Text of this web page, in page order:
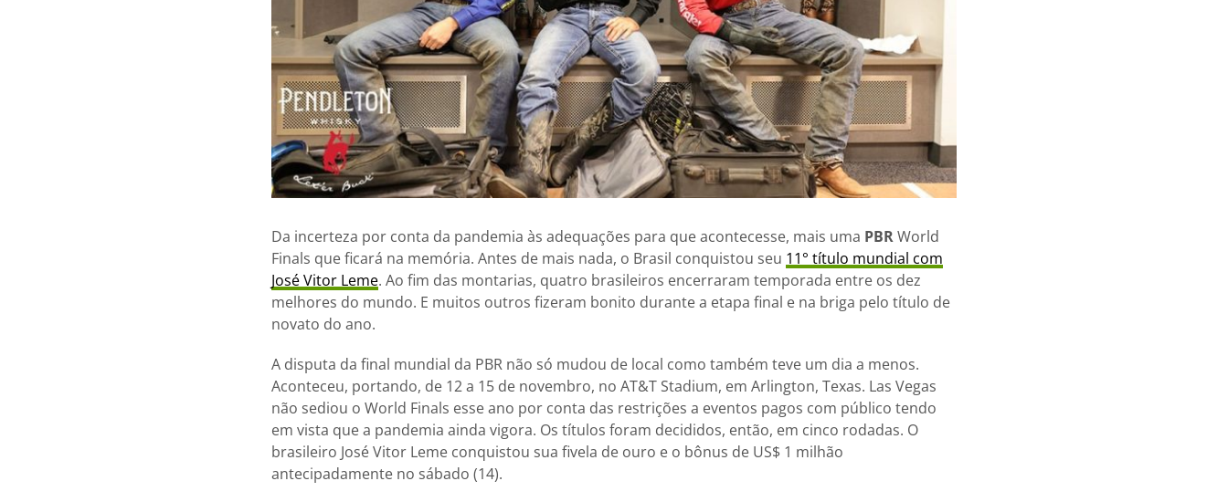
Da incerteza por conta da pandemia às adequações para que acontecesse, mais uma PBRWorld
Finals que ficará na memória. Antes de mais nada, o Brasil conquistou seu 11° título mundial com
José Vitor Leme. Ao fim das montarias, quatro brasileiros encerraram temporada entre os dez
melhores do mundo. E muitos outros fizeram bonito durante a etapa final e na briga pelo título de
novato do ano.
A disputa da final mundial da PBR não só mudou de local como também teve um dia a menos.
Aconteceu, portando, de 12 a 15 de novembro, no AT&T Stadium, em Arlington, Texas. Las Vegas
não sediou o World Finals esse ano por conta das restrições a eventos pagos com público tendo
em vista que a pandemia ainda vigora. Os títulos foram decididos, então, em cinco rodadas. O
brasileiro José Vitor Leme conquistou sua fivela de ouro e o bônus de US$ 1 milhão
antecipadamente no sábado (14).